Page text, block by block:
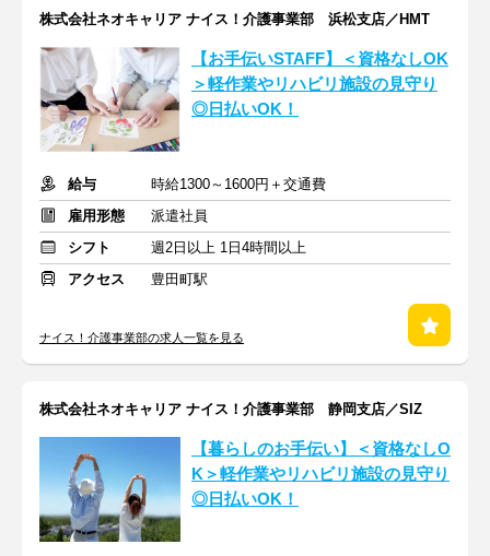
株式会社ネオキャリア ナイス！介護事業部 浜松支店／HMT
【お手伝いSTAFF】＜資格なしOK
＞軽作業やリハビリ施設の見守り
◎日払いOK！
給与
時給1300～1600円＋交通費
雇用形態
派遣社員
シフト
週2日以上 1日4時間以上
アクセス
豊田町駅
ナイス！介護事業部の求人一覧を見る
株式会社ネオキャリア ナイス！介護事業部 静岡支店／SIZ
【暮らしのお手伝い】＜資格なしO
K＞軽作業やリハビリ施設の見守り
◎日払いOK！